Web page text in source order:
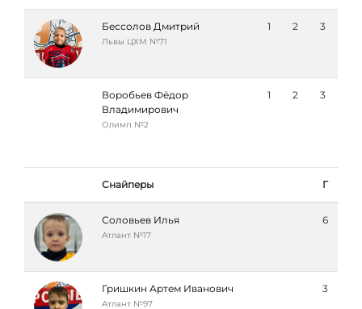
Бессолов Дмитрий
Львы ЦХМ №71
1 2 3
Воробьев Фёдор
Владимирович
Олимп №2
1 2 3
Снайперы Г
Соловьев Илья
Атлант №17
6
Гришкин Артем Иванович
Атлант №97
3